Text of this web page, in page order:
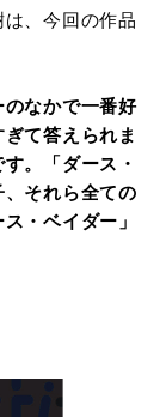
、今回の作品
のなかで一番好
て答えられま
。「ダース・
それら全ての
・ベイダー」